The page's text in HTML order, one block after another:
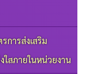
การส่งเสริม
สภายในหน่วยงาน